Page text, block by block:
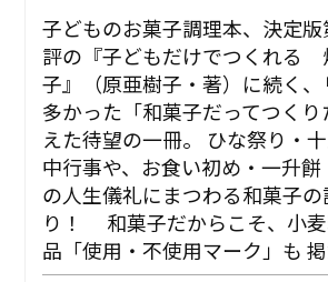
子どものお菓子調理本、決定
評の『子どもだけでつくれる
子』（原亜樹子・著）に続く
多かった「和菓子だってつく
えた待望の一冊。 ひな祭り・
中行事や、お食い初め・一升
の人生儀礼にまつわる和菓子
り！ 和菓子だからこそ、小
品「使用・不使用マーク」も 掲